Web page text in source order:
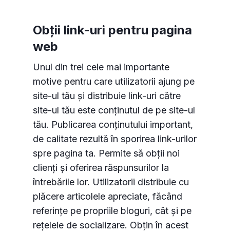
Obții link-uri pentru pagina
web
Unul din trei cele mai importante
motive pentru care utilizatorii ajung pe
site-ul tău și distribuie link-uri către
site-ul tău este conținutul de pe site-ul
tău. Publicarea conținutului important,
de calitate rezultă în sporirea link-urilor
spre pagina ta. Permite să obții noi
clienți și oferirea răspunsurilor la
întrebările lor. Utilizatorii distribuie cu
plăcere articolele apreciate, făcând
referințe pe propriile bloguri, cât și pe
rețelele de socializare. Obțin în acest